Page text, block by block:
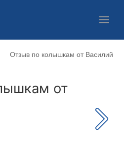
Отзыв по колышкам от Василий
от